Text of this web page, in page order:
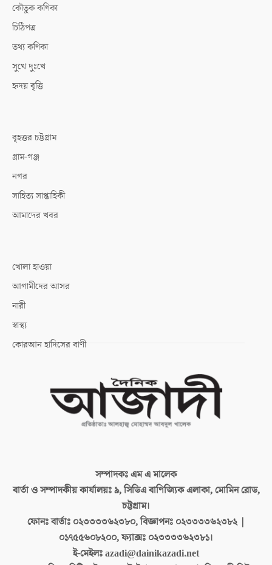
কৌতুক কণিকা
চিঠিপত্র
তথ্য কণিকা
সুখে দুঃখে
হৃদয় বৃত্তি
বৃহত্তর চট্টগ্রাম
গ্রাম-গঞ্জ
নগর
সাহিত্য সাপ্তাহিকী
আমাদের খবর
খোলা হাওয়া
আগামীদের আসর
নারী
স্বাস্থ্য
কোরআন হাদিসের বাণী
সম্পাদকঃএম এ মালেক
বার্তা ও সম্পাদকীয় কার্যালয়ঃ৯, সিডিএ বাণিজ্যিক এলাকা, মোমিন রোড,
চট্টগ্রাম।
ফোনঃ বার্তাঃ ০২৩৩৩৩৬২৩৮০, বিজ্ঞাপনঃ ০২৩৩৩৩৬২৩৮২ |
০১৭৫৫৬০৮২০০, ফ্যাক্সঃ ০২৩৩৩৩৬২৩৮১।
ই-মেইলঃazadi@dainikazadi.net